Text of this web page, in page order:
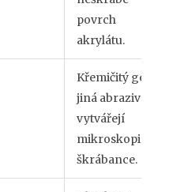
povrch
akrylátu.
Křemičitý gel a
jiná abraziva
vytvářejí
mikroskopické
škrábance.